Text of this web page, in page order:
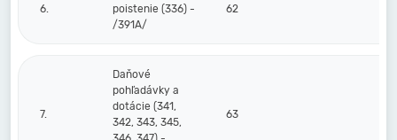
6.
poistenie (336) -
/391A/
62
7.
Daňové
pohľadávky a
dotácie (341,
342, 343, 345,
63